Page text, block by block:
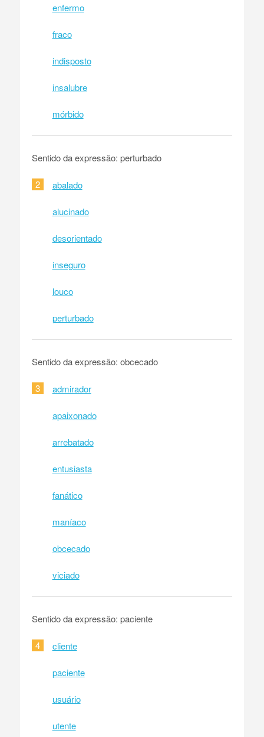
enfermo
fraco
indisposto
insalubre
mórbido
Sentido da expressão: perturbado
2 abalado
alucinado
desorientado
inseguro
louco
perturbado
Sentido da expressão: obcecado
3 admirador
apaixonado
arrebatado
entusiasta
fanático
maníaco
obcecado
viciado
Sentido da expressão: paciente
4 cliente
paciente
usuário
utente